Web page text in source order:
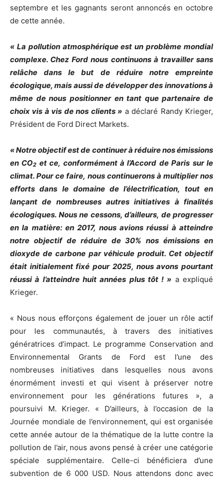
septembre et les gagnants seront annoncés en octobre
de cette année.
« La pollution atmosphérique est un problème mondial
complexe. Chez Ford nous continuons à travailler sans
relâche dans le but de réduire notre empreinte
écologique, mais aussi de développer des innovations à
même de nous positionner en tant que partenaire de
choix vis à vis de nos clients » a déclaré Randy Krieger,
Président de Ford Direct Markets.
« Notre objectif est de continuer à réduire nos émissions
en CO2 et ce, conformément à l’Accord de Paris sur le
climat. Pour ce faire, nous continuerons à multiplier nos
efforts dans le domaine de l’électrification, tout en
lançant de nombreuses autres initiatives à finalités
écologiques. Nous ne cessons, d’ailleurs, de progresser
en la matière: en 2017, nous avions réussi à atteindre
notre objectif de réduire de 30% nos émissions en
dioxyde de carbone par véhicule produit. Cet objectif
était initialement fixé pour 2025, nous avons pourtant
réussi à l’atteindre huit années plus tôt ! » a expliqué
Krieger.
« Nous nous efforçons également de jouer un rôle actif
pour les communautés, à travers des initiatives
génératrices d’impact. Le programme Conservation and
Environnemental Grants de Ford est l’une des
nombreuses initiatives dans lesquelles nous avons
énormément investi et qui visent à préserver notre
environnement pour les générations futures », a
poursuivi M. Krieger. « D’ailleurs, à l’occasion de la
Journée mondiale de l’environnement, qui est organisée
cette année autour de la thématique de la lutte contre la
pollution de l’air, nous avons pensé à créer une catégorie
spéciale supplémentaire. Celle-ci bénéficiera d’une
subvention de 6 000 USD. Nous attendons donc avec